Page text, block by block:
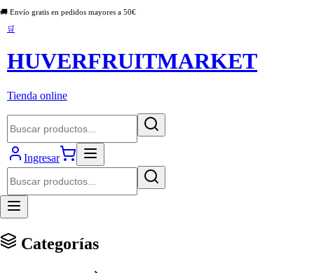
🚚 Envío gratis en pedidos mayores a 50€
🛒
HUVERFRUITMARKET
Tienda online
Ingresar
Categorías